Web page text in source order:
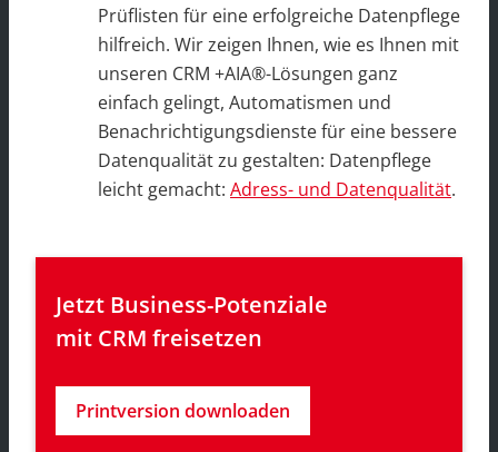
Prüflisten für eine erfolgreiche Datenpflege
hilfreich. Wir zeigen Ihnen, wie es Ihnen mit
unseren CRM +AIA®-Lösungen ganz
einfach gelingt, Automatismen und
Benachrichtigungsdienste für eine bessere
Datenqualität zu gestalten: Datenpflege
leicht gemacht: Adress- und Datenqualität.
Jetzt Business-Potenziale
mit CRM freisetzen
Printversion downloaden